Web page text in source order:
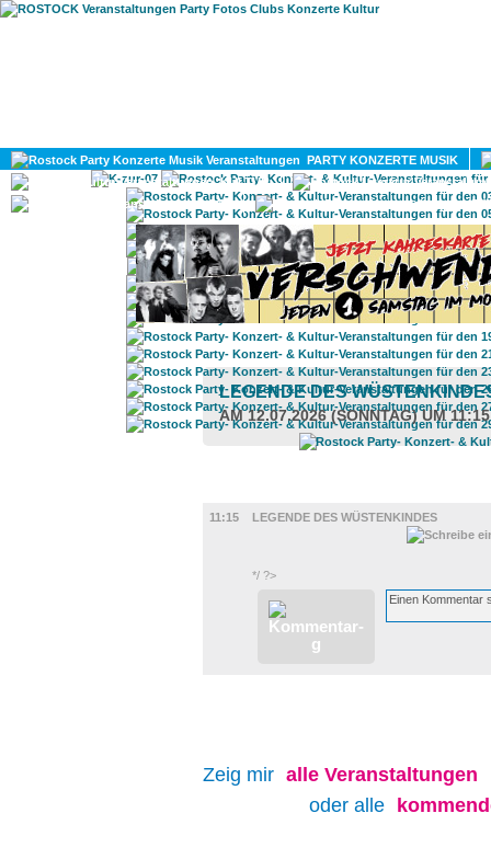
PARTY KONZERTE MUSIK
KULTUR
GAY
LEGENDE DES
AM 12.07.2026 (SONNTAG) UM
11:15
LEGENDE DES WÜSTENKINDES
*/ ?>
Zeig mir alle Veranstaltungen
oder alle